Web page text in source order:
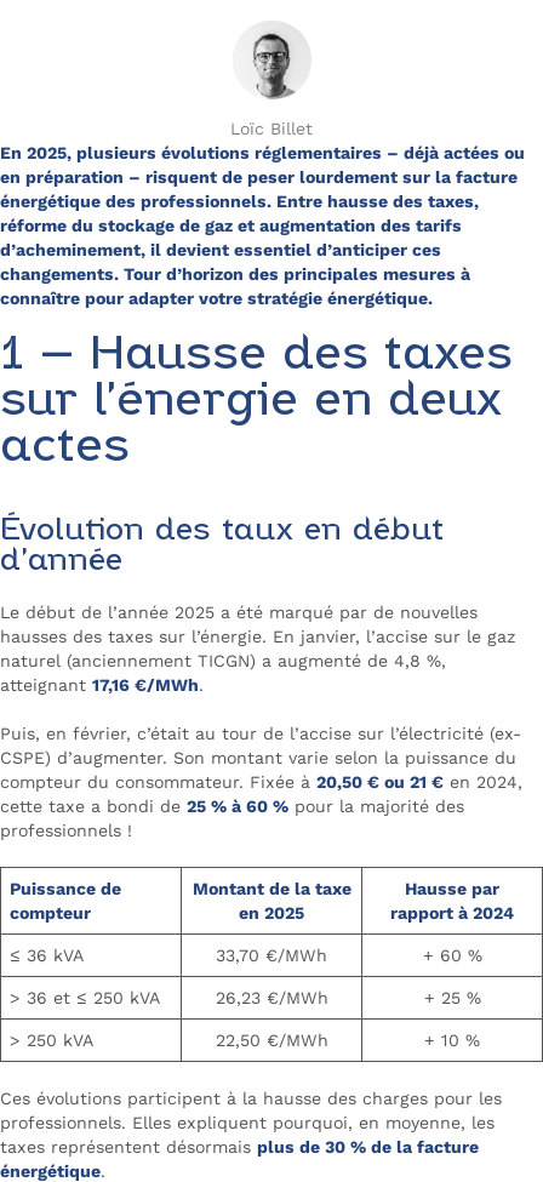
Loïc Billet
En 2025, plusieurs évolutions réglementaires – déjà actées ou
en préparation – risquent de peser lourdement sur la facture
énergétique des professionnels. Entre hausse des taxes,
réforme du stockage de gaz et augmentation des tarifs
d’acheminement, il devient essentiel d’anticiper ces
changements. Tour d’horizon des principales mesures à
connaître pour adapter votre stratégie énergétique.
1 – Hausse des taxes
sur l’énergie en deux
actes
Évolution des taux en début
d’année
Le début de l’année 2025 a été marqué par de nouvelles
hausses des taxes sur l’énergie. En janvier, l’accise sur le gaz
naturel (anciennement TICGN) a augmenté de 4,8 %,
atteignant 17,16 €/MWh.
Puis, en février, c’était au tour de l’accise sur l’électricité (ex-
CSPE) d’augmenter. Son montant varie selon la puissance du
compteur du consommateur. Fixée à 20,50 € ou 21 € en 2024,
cette taxe a bondi de 25 % à 60 % pour la majorité des
professionnels !
Puissance de
compteur
Montant de la taxe
en 2025
Hausse par
rapport à 2024
≤ 36 kVA 33,70 €/MWh + 60 %
> 36 et ≤ 250 kVA 26,23 €/MWh + 25 %
> 250 kVA 22,50 €/MWh + 10 %
Ces évolutions participent à la hausse des charges pour les
professionnels. Elles expliquent pourquoi, en moyenne, les
taxes représentent désormais plus de 30 % de la facture
énergétique.